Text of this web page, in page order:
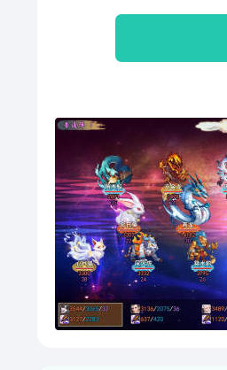
用
情
鲁姜
等
色、
种类